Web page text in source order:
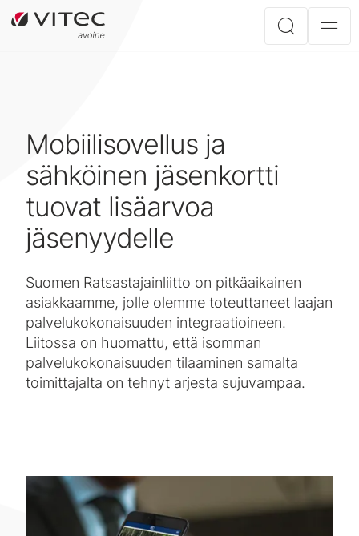
Mobiilisovellus ja
sähköinen jäsenkortti
tuovat lisäarvoa
jäsenyydelle
Suomen Ratsastajainliitto on pitkäaikainen
asiakkaamme, jolle olemme toteuttaneet laajan
palvelukokonaisuuden integraatioineen.
Liitossa on huomattu, että isomman
palvelukokonaisuuden tilaaminen samalta
toimittajalta on tehnyt arjesta sujuvampaa.